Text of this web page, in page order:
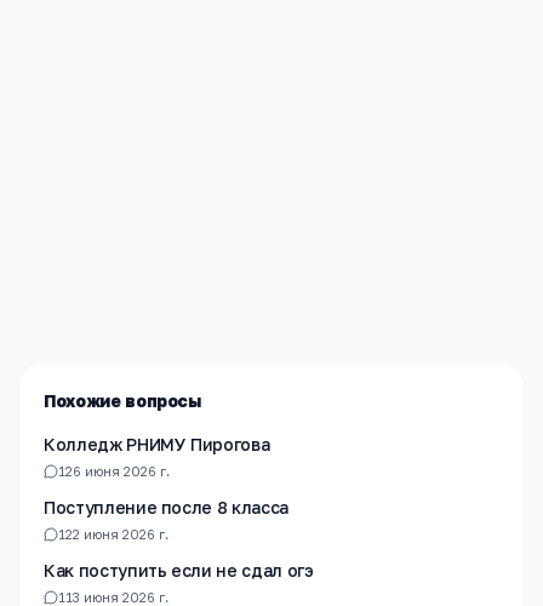
Похожие вопросы
Колледж РНИМУ Пирогова
126 июня 2026 г.
Поступление после 8 класса
122 июня 2026 г.
Как поступить если не сдал огэ
1 13 июня 2026 г.